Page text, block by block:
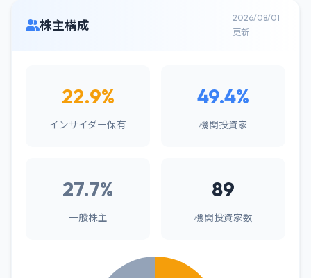
株主構成
2026/08/01
更新
22.9%
インサイダー保有
49.4%
機関投資家
27.7%
一般株主
89
機関投資家数